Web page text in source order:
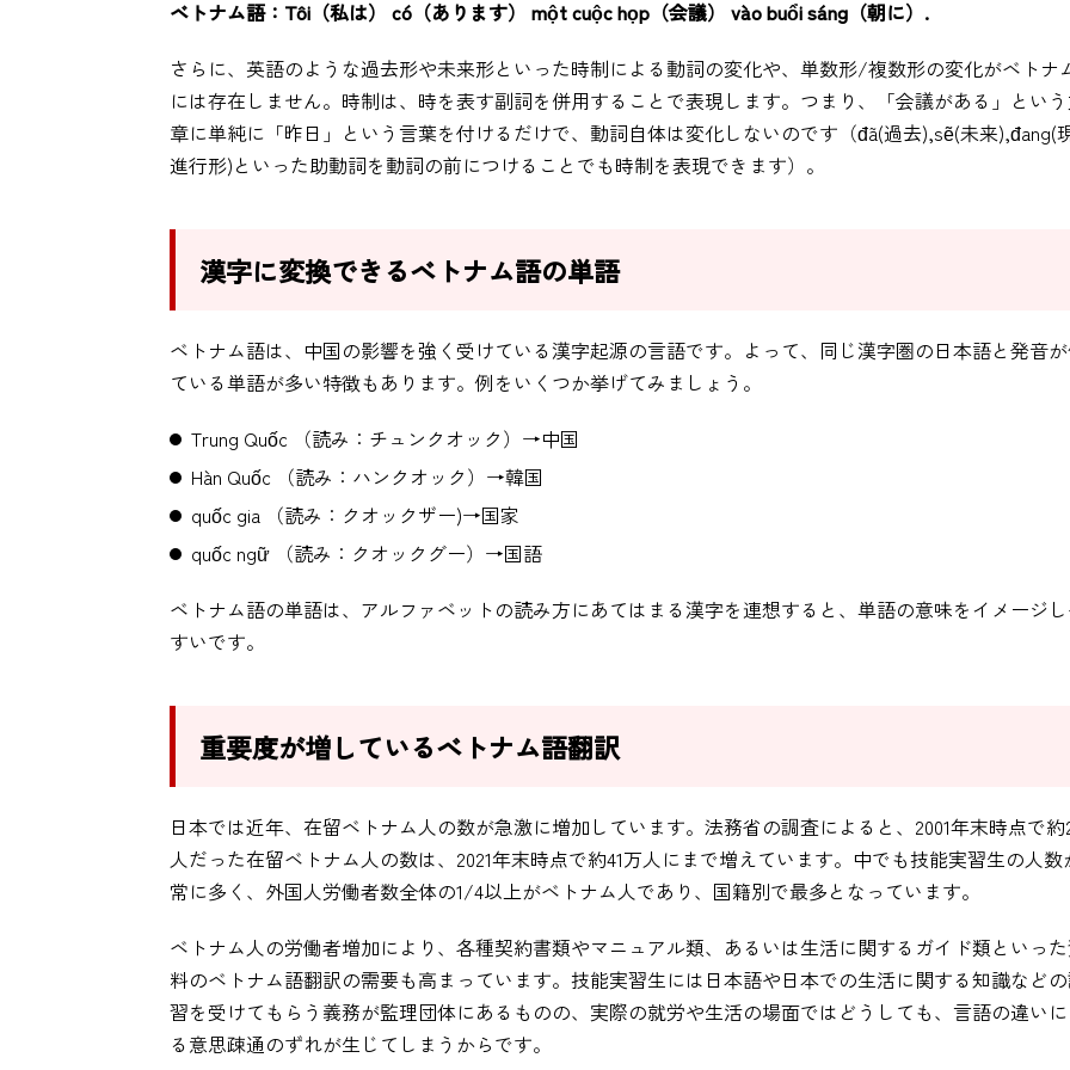
ベトナム語：Tôi（私は） có（あります） một cuộc họp（会議） vào buổi sáng（朝に）.
さらに、英語のような過去形や未来形といった時制による動詞の変化や、単数形/複数形の変化がベトナ
には存在しません。時制は、時を表す副詞を併用することで表現します。つまり、「会議がある」とい
章に単純に「昨日」という言葉を付けるだけで、動詞自体は変化しないのです（đã(過去),sẽ(未来),đang(
進行形)といった助動詞を動詞の前につけることでも時制を表現できます）。
漢字に変換できるベトナム語の単語
ベトナム語は、中国の影響を強く受けている漢字起源の言語です。よって、同じ漢字圏の日本語と発音
ている単語が多い特徴もあります。例をいくつか挙げてみましょう。
Trung Quốc （読み：チュンクオック）→中国
Hàn Quốc （読み：ハンクオック）→韓国
quốc gia （読み：クオックザー)→国家
quốc ngữ （読み：クオックグー）→国語
ベトナム語の単語は、アルファベットの読み方にあてはまる漢字を連想すると、単語の意味をイメージ
すいです。
重要度が増しているベトナム語翻訳
日本では近年、在留ベトナム人の数が急激に増加しています。法務省の調査によると、2001年末時点で約
人だった在留ベトナム人の数は、2021年末時点で約41万人にまで増えています。中でも技能実習生の人数
常に多く、外国人労働者数全体の1/4以上がベトナム人であり、国籍別で最多となっています。
ベトナム人の労働者増加により、各種契約書類やマニュアル類、あるいは生活に関するガイド類といっ
料のベトナム語翻訳の需要も高まっています。技能実習生には日本語や日本での生活に関する知識など
習を受けてもらう義務が監理団体にあるものの、実際の就労や生活の場面ではどうしても、言語の違いに
る意思疎通のずれが生じてしまうからです。